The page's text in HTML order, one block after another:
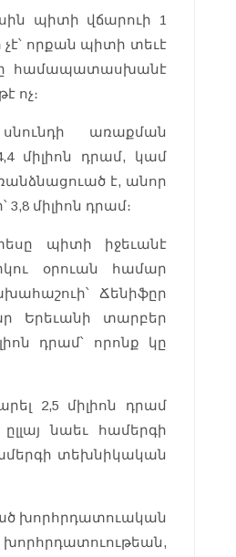
պիտի վճարուի 1
չէ՝ որքան պիտի տեւէ
համապատասխանէ
ոչ։
առաքման
միլիոն դրամ, կամ
է, անոր
միլիոն դրամ։
պիտի իջեւանէ
օրուան համար
Ճենիֆըր
Երեւանի տարբեր
դրամ՝ որոնք կը
2,5 միլիոն դրամ
նաեւ համերգի
տեխնիկական
խորհրդատուական